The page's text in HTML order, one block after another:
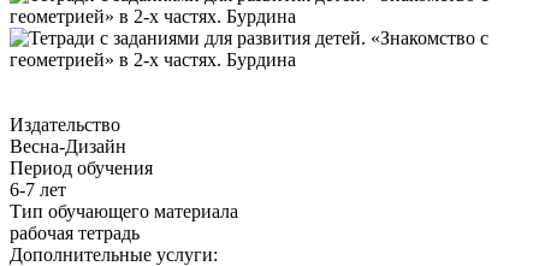
Издательство
Весна-Дизайн
Период обучения
6-7 лет
Тип обучающего материала
рабочая тетрадь
Дополнительные услуги: